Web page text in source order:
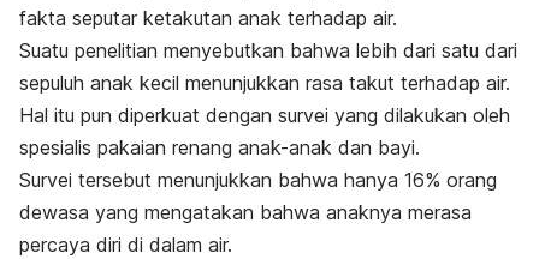
fakta seputar ketakutan anak terhadap air.
Suatu penelitian menyebutkan bahwa lebih dari satu dari
sepuluh anak kecil menunjukkan rasa takut terhadap air.
Hal itu pun diperkuat dengan survei yang dilakukan oleh
spesialis pakaian renang anak-anak dan bayi.
Survei tersebut menunjukkan bahwa hanya 16% orang
dewasa yang mengatakan bahwa anaknya merasa
percaya diri di dalam air.